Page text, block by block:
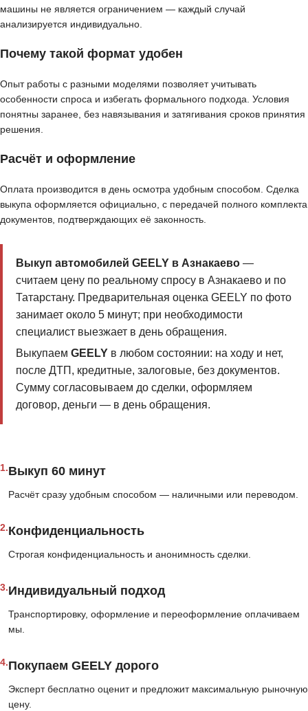
машины не является ограничением — каждый случай
анализируется индивидуально.
Почему такой формат удобен
Опыт работы с разными моделями позволяет учитывать
особенности спроса и избегать формального подхода. Условия
понятны заранее, без навязывания и затягивания сроков принятия
решения.
Расчёт и оформление
Оплата производится в день осмотра удобным способом. Сделка
выкупа оформляется официально, с передачей полного комплекта
документов, подтверждающих её законность.
Выкуп автомобилей GEELY в Азнакаево—
считаем цену по реальному спросу в Азнакаево и по
Татарстану. Предварительная оценка GEELY по фото
занимает около 5 минут; при необходимости
специалист выезжает в день обращения.
Выкупаем GEELYв любом состоянии: на ходу и нет,
после ДТП, кредитные, залоговые, без документов.
Сумму согласовываем до сделки, оформляем
договор, деньги — в день обращения.
1.Выкуп 60 минут
Расчёт сразу удобным способом — наличными или переводом.
2.Конфиденциальность
Строгая конфиденциальность и анонимность сделки.
3.Индивидуальный подход
Транспортировку, оформление и переоформление оплачиваем
мы.
4.Покупаем GEELY дорого
Эксперт бесплатно оценит и предложит максимальную рыночную
цену.